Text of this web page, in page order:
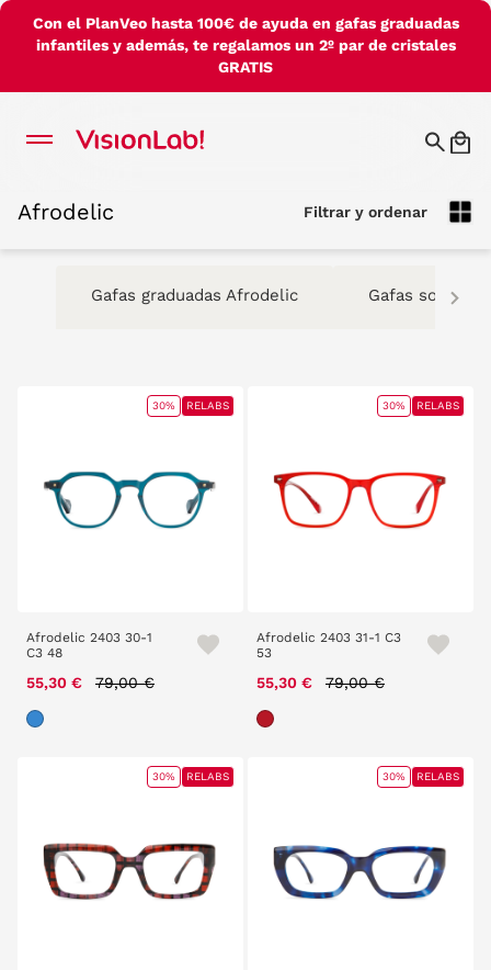
Con el PlanVeo hasta 100€ de ayuda en gafas graduadas
infantiles y además, te regalamos un 2º par de cristales
GRATIS
Afrodelic Filtrar y ordenar
Afrodelic Filtrar y ordenar
Gafas graduadas Afrodelic Gafas sol
Afrodelic 2403 30-1
C3 48
55,30 € Price reduced from
79,00 €
30% RELABS
Afrodelic 2403 31-1 C3
53
55,30 € Price reduced from
79,00 €
30% RELABS
30% RELABS 30% RELABS